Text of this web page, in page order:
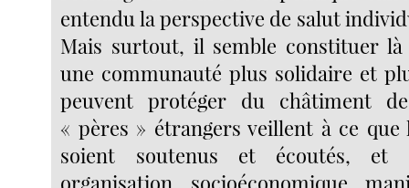
entendu la perspective de salut
Mais surtout, il semble constituer là
une communauté plus solidaire et
peuvent protéger du châtiment
« pères » étrangers veillent à ce que
soient soutenus et écoutés, et
organisation socioéconomique